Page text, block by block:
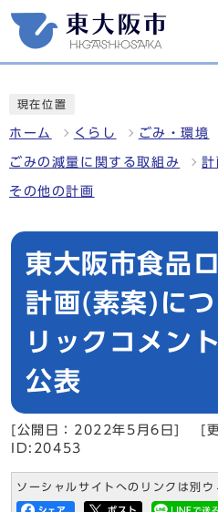
現在位置
ホーム くらし ごみ・環境
ごみの減量に関する取組み 計
その他の計画
東大阪市食品
計画(素案)に
リックコメン
公表
[公開日：2022年5月6日]
[
ID:20453
ソーシャルサイトへのリンクは別ウ